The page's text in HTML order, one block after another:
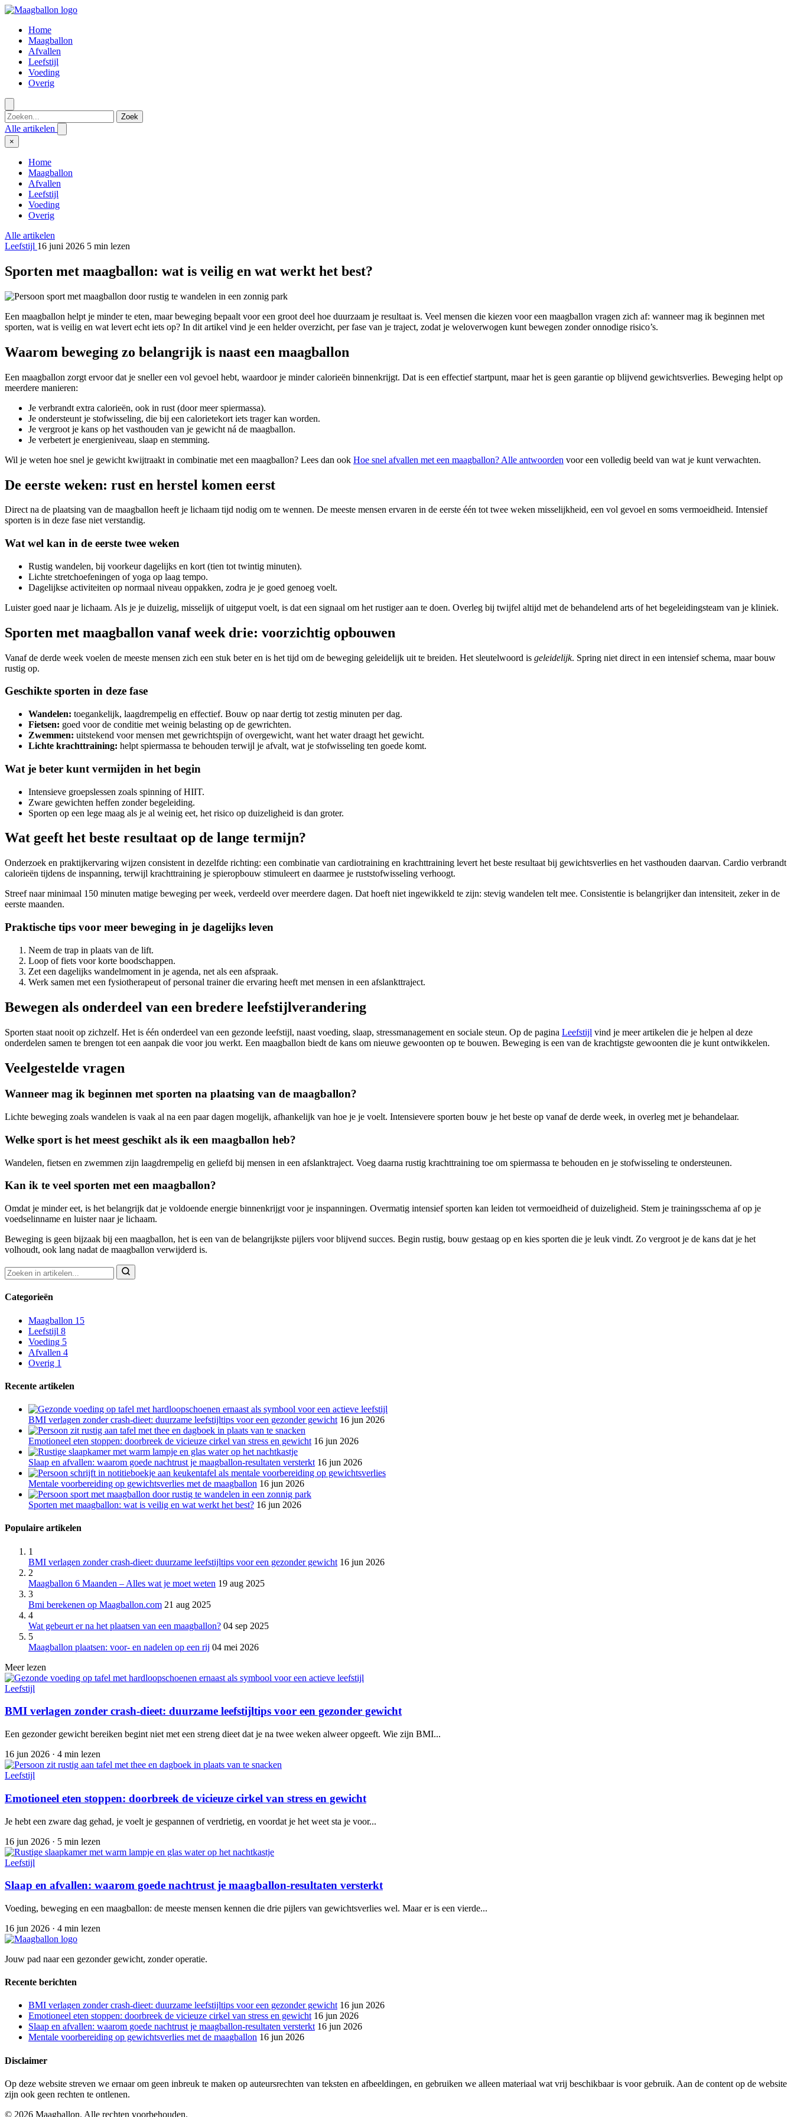
Home
Maagballon
Afvallen
Leefstijl
Voeding
Overig
Zoek
Alle artikelen
×
Home
Maagballon
Afvallen
Leefstijl
Voeding
Overig
Alle artikelen
Leefstijl 16 juni 2026 5 min lezen
Sporten met maagballon: wat is veilig en wat werkt het best?
Een maagballon helpt je minder te eten, maar beweging bepaalt voor een groot deel hoe duurzaam je resultaat is. Veel mensen die kiezen voor een maagballon vragen zich af: wanneer mag ik beginnen met
sporten, wat is veilig en wat levert echt iets op? In dit artikel vind je een helder overzicht, per fase van je traject, zodat je weloverwogen kunt bewegen zonder onnodige risico’s.
Waarom beweging zo belangrijk is naast een maagballon
Een maagballon zorgt ervoor dat je sneller een vol gevoel hebt, waardoor je minder calorieën binnenkrijgt. Dat is een effectief startpunt, maar het is geen garantie op blijvend gewichtsverlies. Beweging helpt op
meerdere manieren:
Je verbrandt extra calorieën, ook in rust (door meer spiermassa).
Je ondersteunt je stofwisseling, die bij een calorietekort iets trager kan worden.
Je vergroot je kans op het vasthouden van je gewicht ná de maagballon.
Je verbetert je energieniveau, slaap en stemming.
Wil je weten hoe snel je gewicht kwijtraakt in combinatie met een maagballon? Lees dan ook Hoe snel afvallen met een maagballon? Alle antwoorden voor een volledig beeld van wat je kunt verwachten.
De eerste weken: rust en herstel komen eerst
Direct na de plaatsing van de maagballon heeft je lichaam tijd nodig om te wennen. De meeste mensen ervaren in de eerste één tot twee weken misselijkheid, een vol gevoel en soms vermoeidheid. Intensief
sporten is in deze fase niet verstandig.
Wat wel kan in de eerste twee weken
Rustig wandelen, bij voorkeur dagelijks en kort (tien tot twintig minuten).
Lichte stretchoefeningen of yoga op laag tempo.
Dagelijkse activiteiten op normaal niveau oppakken, zodra je je goed genoeg voelt.
Luister goed naar je lichaam. Als je je duizelig, misselijk of uitgeput voelt, is dat een signaal om het rustiger aan te doen. Overleg bij twijfel altijd met de behandelend arts of het begeleidingsteam van je kliniek.
Sporten met maagballon vanaf week drie: voorzichtig opbouwen
Vanaf de derde week voelen de meeste mensen zich een stuk beter en is het tijd om de beweging geleidelijk uit te breiden. Het sleutelwoord is geleidelijk. Spring niet direct in een intensief schema, maar bouw
rustig op.
Geschikte sporten in deze fase
Wandelen: toegankelijk, laagdrempelig en effectief. Bouw op naar dertig tot zestig minuten per dag.
Fietsen: goed voor de conditie met weinig belasting op de gewrichten.
Zwemmen: uitstekend voor mensen met gewrichtspijn of overgewicht, want het water draagt het gewicht.
Lichte krachttraining: helpt spiermassa te behouden terwijl je afvalt, wat je stofwisseling ten goede komt.
Wat je beter kunt vermijden in het begin
Intensieve groepslessen zoals spinning of HIIT.
Zware gewichten heffen zonder begeleiding.
Sporten op een lege maag als je al weinig eet, het risico op duizeligheid is dan groter.
Wat geeft het beste resultaat op de lange termijn?
Onderzoek en praktijkervaring wijzen consistent in dezelfde richting: een combinatie van cardiotraining en krachttraining levert het beste resultaat bij gewichtsverlies en het vasthouden daarvan. Cardio verbrandt
calorieën tijdens de inspanning, terwijl krachttraining je spieropbouw stimuleert en daarmee je ruststofwisseling verhoogt.
Streef naar minimaal 150 minuten matige beweging per week, verdeeld over meerdere dagen. Dat hoeft niet ingewikkeld te zijn: stevig wandelen telt mee. Consistentie is belangrijker dan intensiteit, zeker in de
eerste maanden.
Praktische tips voor meer beweging in je dagelijks leven
Neem de trap in plaats van de lift.
Loop of fiets voor korte boodschappen.
Zet een dagelijks wandelmoment in je agenda, net als een afspraak.
Werk samen met een fysiotherapeut of personal trainer die ervaring heeft met mensen in een afslankttraject.
Bewegen als onderdeel van een bredere leefstijlverandering
Sporten staat nooit op zichzelf. Het is één onderdeel van een gezonde leefstijl, naast voeding, slaap, stressmanagement en sociale steun. Op de pagina Leefstijl vind je meer artikelen die je helpen al deze
onderdelen samen te brengen tot een aanpak die voor jou werkt. Een maagballon biedt de kans om nieuwe gewoonten op te bouwen. Beweging is een van de krachtigste gewoonten die je kunt ontwikkelen.
Veelgestelde vragen
Wanneer mag ik beginnen met sporten na plaatsing van de maagballon?
Lichte beweging zoals wandelen is vaak al na een paar dagen mogelijk, afhankelijk van hoe je je voelt. Intensievere sporten bouw je het beste op vanaf de derde week, in overleg met je behandelaar.
Welke sport is het meest geschikt als ik een maagballon heb?
Wandelen, fietsen en zwemmen zijn laagdrempelig en geliefd bij mensen in een afslanktraject. Voeg daarna rustig krachttraining toe om spiermassa te behouden en je stofwisseling te ondersteunen.
Kan ik te veel sporten met een maagballon?
Omdat je minder eet, is het belangrijk dat je voldoende energie binnenkrijgt voor je inspanningen. Overmatig intensief sporten kan leiden tot vermoeidheid of duizeligheid. Stem je trainingsschema af op je
voedselinname en luister naar je lichaam.
Beweging is geen bijzaak bij een maagballon, het is een van de belangrijkste pijlers voor blijvend succes. Begin rustig, bouw gestaag op en kies sporten die je leuk vindt. Zo vergroot je de kans dat je het
volhoudt, ook lang nadat de maagballon verwijderd is.
Categorieën
Maagballon 15
Leefstijl 8
Voeding 5
Afvallen 4
Overig 1
Recente artikelen
BMI verlagen zonder crash-dieet: duurzame leefstijltips voor een gezonder gewicht 16 jun 2026
Emotioneel eten stoppen: doorbreek de vicieuze cirkel van stress en gewicht 16 jun 2026
Slaap en afvallen: waarom goede nachtrust je maagballon-resultaten versterkt 16 jun 2026
Mentale voorbereiding op gewichtsverlies met de maagballon 16 jun 2026
Sporten met maagballon: wat is veilig en wat werkt het best? 16 jun 2026
Populaire artikelen
1
BMI verlagen zonder crash-dieet: duurzame leefstijltips voor een gezonder gewicht 16 jun 2026
2
Maagballon 6 Maanden – Alles wat je moet weten 19 aug 2025
3
Bmi berekenen op Maagballon.com 21 aug 2025
4
Wat gebeurt er na het plaatsen van een maagballon? 04 sep 2025
5
Maagballon plaatsen: voor- en nadelen op een rij 04 mei 2026
Meer lezen
Leefstijl
BMI verlagen zonder crash-dieet: duurzame leefstijltips voor een gezonder gewicht
Een gezonder gewicht bereiken begint niet met een streng dieet dat je na twee weken alweer opgeeft. Wie zijn BMI...
16 jun 2026 · 4 min lezen
Leefstijl
Emotioneel eten stoppen: doorbreek de vicieuze cirkel van stress en gewicht
Je hebt een zware dag gehad, je voelt je gespannen of verdrietig, en voordat je het weet sta je voor...
16 jun 2026 · 5 min lezen
Leefstijl
Slaap en afvallen: waarom goede nachtrust je maagballon-resultaten versterkt
Voeding, beweging en een maagballon: de meeste mensen kennen die drie pijlers van gewichtsverlies wel. Maar er is een vierde...
16 jun 2026 · 4 min lezen
Jouw pad naar een gezonder gewicht, zonder operatie.
Recente berichten
BMI verlagen zonder crash-dieet: duurzame leefstijltips voor een gezonder gewicht 16 jun 2026
Emotioneel eten stoppen: doorbreek de vicieuze cirkel van stress en gewicht 16 jun 2026
Slaap en afvallen: waarom goede nachtrust je maagballon-resultaten versterkt 16 jun 2026
Mentale voorbereiding op gewichtsverlies met de maagballon 16 jun 2026
Disclaimer
Op deze website streven we ernaar om geen inbreuk te maken op auteursrechten van teksten en afbeeldingen, en gebruiken we alleen materiaal wat vrij beschikbaar is voor gebruik. Aan de content op de website
zijn ook geen rechten te ontlenen.
© 2026 Maagballon. Alle rechten voorbehouden.